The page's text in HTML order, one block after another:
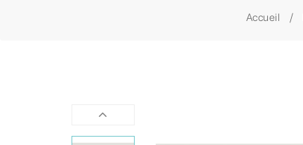
Accueil